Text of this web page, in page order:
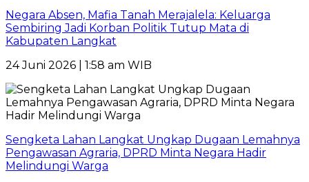
Negara Absen, Mafia Tanah Merajalela: Keluarga
Sembiring Jadi Korban Politik Tutup Mata di
Kabupaten Langkat
24 Juni 2026 | 1:58 am WIB
Sengketa Lahan Langkat Ungkap Dugaan Lemahnya
Pengawasan Agraria, DPRD Minta Negara Hadir
Melindungi Warga